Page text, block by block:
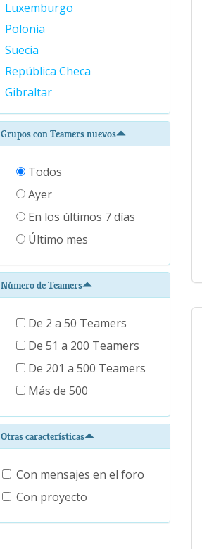
Luxemburgo
Polonia
Suecia
República Checa
Gibraltar
Grupos con Teamers nuevos
Todos
Ayer
En los últimos 7 días
Último mes
Número de Teamers
De 2 a 50 Teamers
De 51 a 200 Teamers
De 201 a 500 Teamers
Más de 500
Otras características
Con mensajes en el foro
Con proyecto